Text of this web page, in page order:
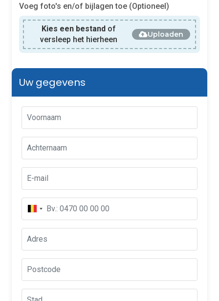
Voeg foto's en/of bijlagen toe (Optioneel)
Kies een bestand of
versleep het hierheen
Uploaden
Uw gegevens